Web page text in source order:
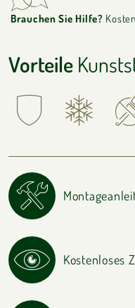
Brauchen Sie Hilfe?
Vorteile
Kostenloses